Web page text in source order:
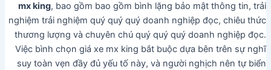
mx king, bao gồm bao gồm bình lặng bảo mật thông tin, trải
nghiệm trải nghiệm quý quý quý doanh nghiệp đọc, chiêu thức
thương lượng và chuyên chú quý quý quý doanh nghiệp đọc.
Việc bình chọn giá xe mx king bắt buộc dựa bên trên sự nghĩ
suy toàn vẹn đầy đủ yếu tố này, và người nghịch nên tự biển